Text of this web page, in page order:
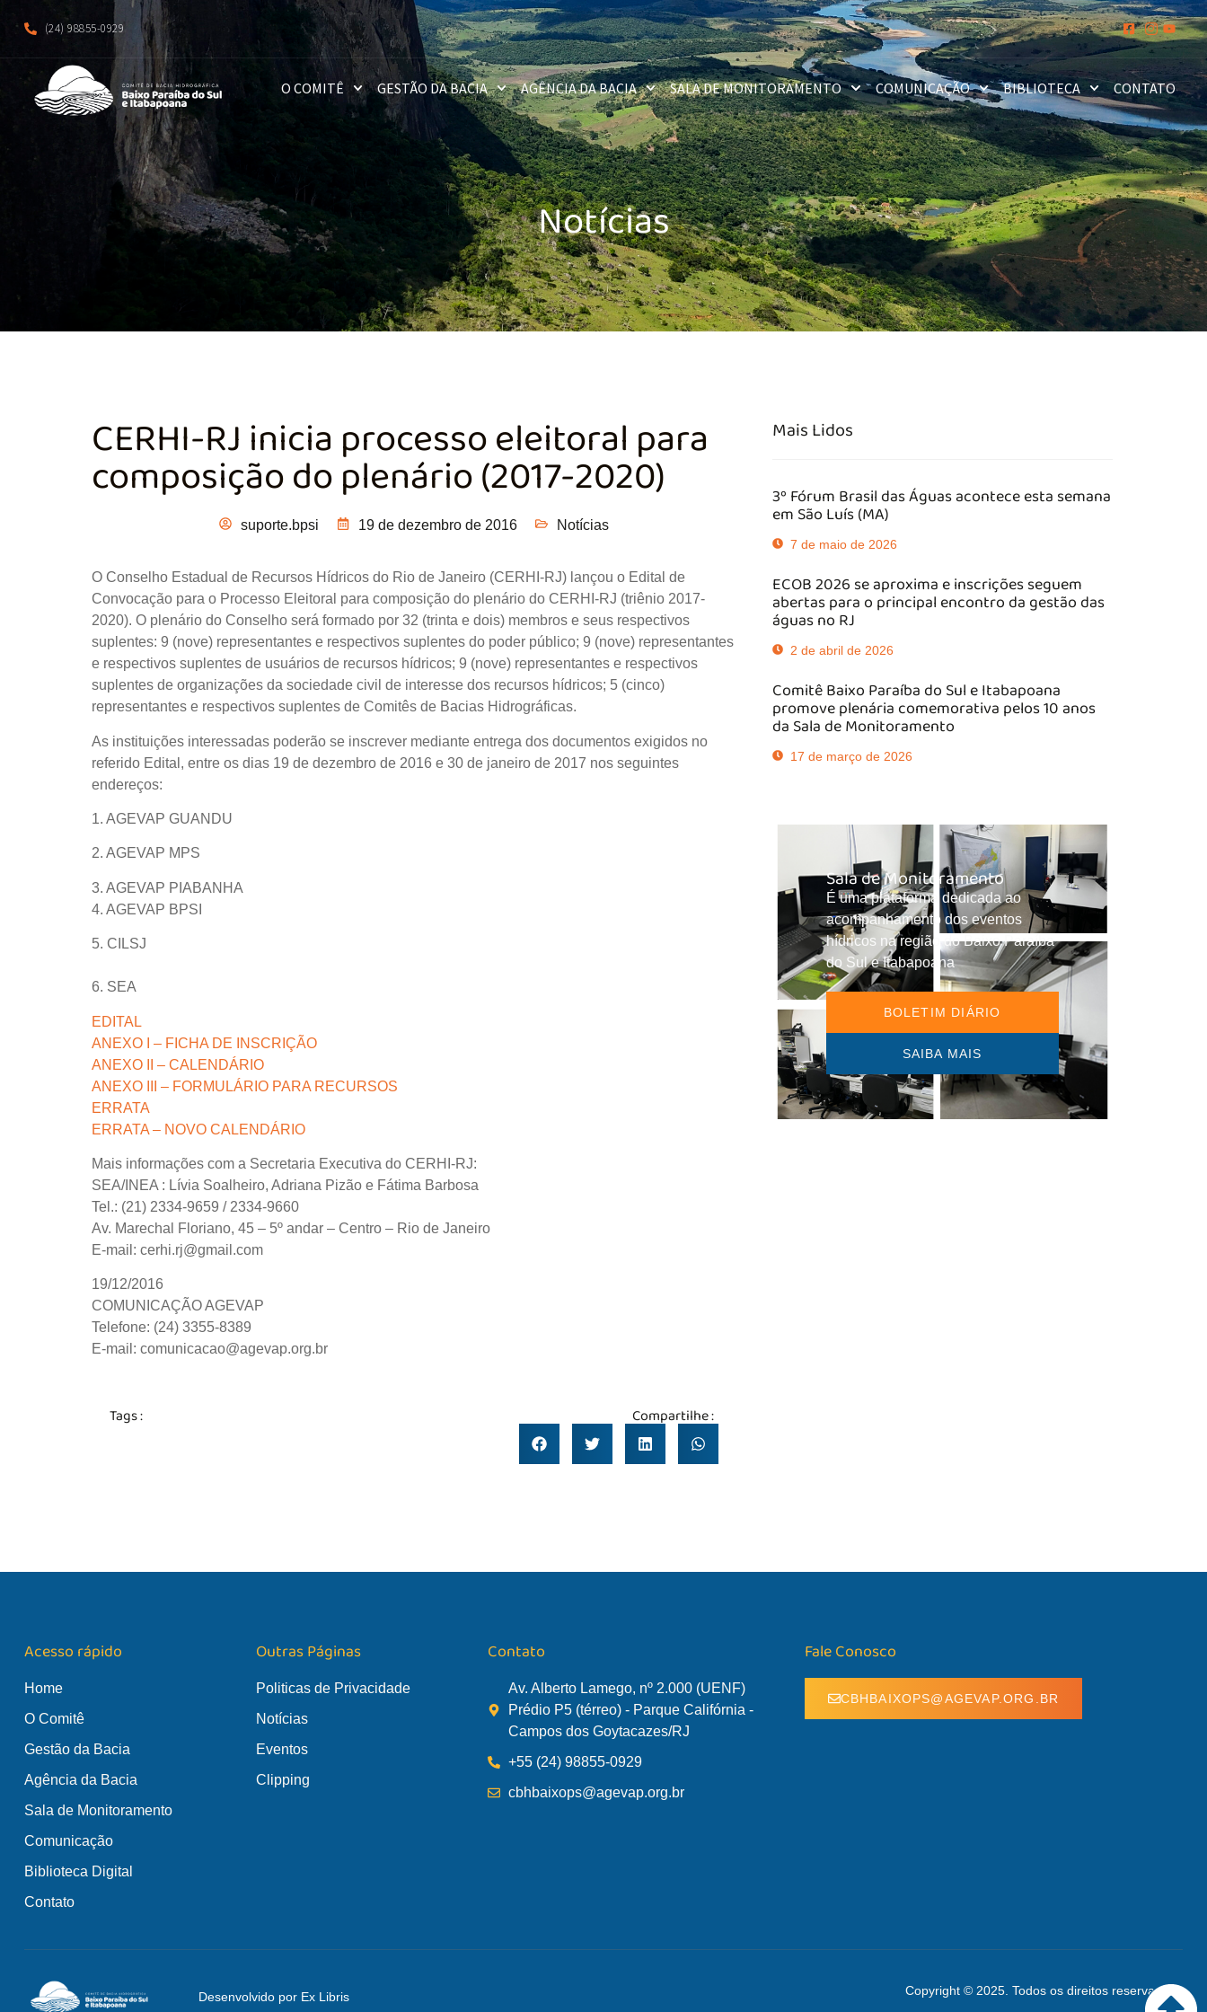
(24) 98855-0929
O COMITÊ GESTÃO DA BACIA AGÊNCIA DA BACIA SALA DE MONITORAMENTO COMUNICAÇÃO BIBLIOTECA CONTATO
Notícias
CERHI-RJ inicia processo eleitoral para
composição do plenário (2017-2020)
suporte.bpsi 19 de dezembro de 2016 Notícias
O Conselho Estadual de Recursos Hídricos do Rio de Janeiro (CERHI-RJ) lançou o Edital de
Convocação para o Processo Eleitoral para composição do plenário do CERHI-RJ (triênio 2017-
2020). O plenário do Conselho será formado por 32 (trinta e dois) membros e seus respectivos
suplentes: 9 (nove) representantes e respectivos suplentes do poder público; 9 (nove) representantes
e respectivos suplentes de usuários de recursos hídricos; 9 (nove) representantes e respectivos
suplentes de organizações da sociedade civil de interesse dos recursos hídricos; 5 (cinco)
representantes e respectivos suplentes de Comitês de Bacias Hidrográficas.
As instituições interessadas poderão se inscrever mediante entrega dos documentos exigidos no
referido Edital, entre os dias 19 de dezembro de 2016 e 30 de janeiro de 2017 nos seguintes
endereços:
1. AGEVAP GUANDU
2. AGEVAP MPS
3. AGEVAP PIABANHA
4. AGEVAP BPSI
5. CILSJ
6. SEA
EDITAL
ANEXO I – FICHA DE INSCRIÇÃO
ANEXO II – CALENDÁRIO
ANEXO III – FORMULÁRIO PARA RECURSOS
ERRATA
ERRATA – NOVO CALENDÁRIO
Mais informações com a Secretaria Executiva do CERHI-RJ:
SEA/INEA : Lívia Soalheiro, Adriana Pizão e Fátima Barbosa
Tel.: (21) 2334-9659 / 2334-9660
Av. Marechal Floriano, 45 – 5º andar – Centro – Rio de Janeiro
E-mail: cerhi.rj@gmail.com
19/12/2016
COMUNICAÇÃO AGEVAP
Telefone: (24) 3355-8389
E-mail: comunicacao@agevap.org.br
Tags : Compartilhe :
Mais Lidos
3º Fórum Brasil das Águas acontece esta semana
em São Luís (MA)
7 de maio de 2026
ECOB 2026 se aproxima e inscrições seguem
abertas para o principal encontro da gestão das
águas no RJ
2 de abril de 2026
Comitê Baixo Paraíba do Sul e Itabapoana
promove plenária comemorativa pelos 10 anos
da Sala de Monitoramento
17 de março de 2026
Sala de Monitoramento
É uma plataforma dedicada ao
acompanhamento dos eventos
hídricos na região do Baixo Paraíba
do Sul e Itabapoana
BOLETIM DIÁRIO
SAIBA MAIS
Acesso rápido
Home
O Comitê
Gestão da Bacia
Agência da Bacia
Sala de Monitoramento
Comunicação
Biblioteca Digital
Contato
Outras Páginas
Politicas de Privacidade
Notícias
Eventos
Clipping
Contato
Av. Alberto Lamego, nº 2.000 (UENF)
Prédio P5 (térreo) - Parque Califórnia -
Campos dos Goytacazes/RJ
+55 (24) 98855-0929
cbhbaixops@agevap.org.br
Fale Conosco
CBHBAIXOPS@AGEVAP.ORG.BR
Desenvolvido por Ex Libris Copyright © 2025. Todos os direitos reservados.